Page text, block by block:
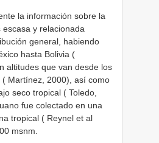
la información sobre la
y relacionada
general, habiendo
hasta Bolivia (
altitudes que van desde los
Martínez, 2000), así como
seco tropical ( Toledo,
fue colectado en una
tropical ( Reynel et al
msnm.